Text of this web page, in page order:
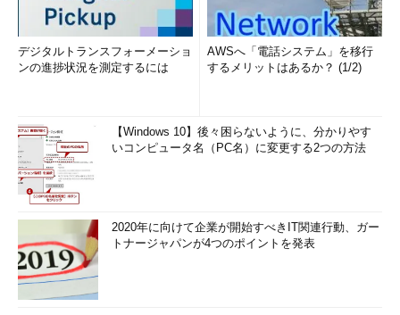
デジタルトランスフォーメーショ
ンの進捗状況を測定するには
AWSへ「電話システム」を移行
するメリットはあるか？ (1/2)
【Windows 10】後々困らないように、分かりやす
いコンピュータ名（PC名）に変更する2つの方法
2020年に向けて企業が開始すべきIT関連行動、ガー
トナージャパンが4つのポイントを発表